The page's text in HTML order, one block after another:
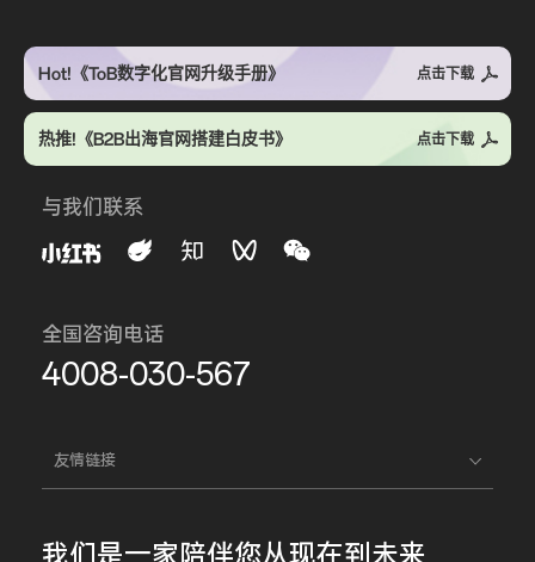
Hot!《ToB数字化官网升级手册》 点击下载
热推!《B2B出海官网搭建白皮书》 点击下载
与我们联系
全国咨询电话
4008-030-567
友情链接